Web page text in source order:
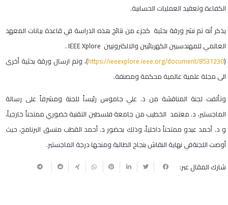
الكفاءة وتعقيد العمليات الحسابية.
يذكر أنه تم نشر ورقة بحثية كجزء من نتائج هذه الدراسة في قاعدة بيانات المعهد
العالمي للمهندسيين الكهربائيين والالكترونيين IEEE Xplore .
(
https://ieeexplore.ieee.org/document/8531230)، وتم ارسال ورقة بحثية أخرى
الى مجلة علمية عالمية محكمة ومصنفة.
وتألفت لجنة المناقشة من د. علي جاموس رئيساً للجنة ومشرفاً على رسالة
الماجستير، د. معتمد الخطيب من جامعة فلسطين التقنية خضوري ممتحناً خارجياً،
و د. أحمد عبدو ممتحناً داخلياً، وذلك بحضور د. أحمد القطب منسق البرنامج، حيث
أوصت اللجنةفي نهاية النقاش بنجاح الطالبة ومنحها درجة الماجستير.
شارك المقال عبر: